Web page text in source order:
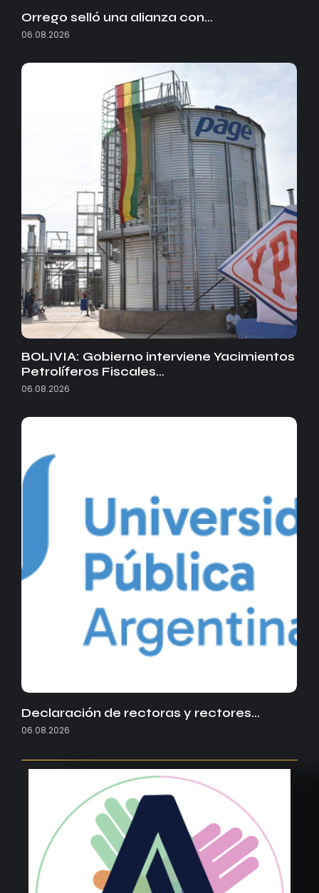
Orrego selló una alianza con…
06.08.2026
BOLIVIA: Gobierno interviene Yacimientos
Petrolíferos Fiscales…
06.08.2026
Declaración de rectoras y rectores…
06.08.2026